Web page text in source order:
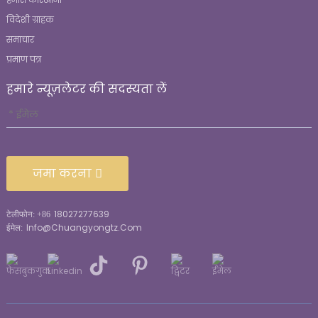
विदेशी ग्राहक
समाचार
प्रमाण पत्र
हमारे न्यूज़लेटर की सदस्यता लें
जमा करना
टेलीफोन: +86 18027277639
ईमेल: Info@chuangyongtz.com